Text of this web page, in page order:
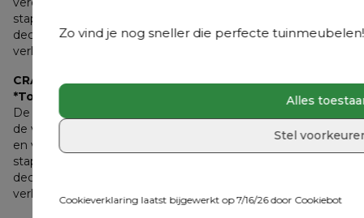
Zo vind je nog sneller die perfecte
Alles
Stel
Cookieverklaring laatst bijgewerkt op 7/16/26 door Cookiebot
stapelkorting. De actie is niet geldig op accessoires,
decoratie, beschermhoezen, onderhoudsproducten,
verlichting en sierkussens.
CRAZY DEALS
*Tot 75% korting op een selectie tuinmeubelen
De actie is geldig op een selectie tuinmeubelen en zolang
de voorraad strekt. Acties zijn onderling niet cumuleerbaar
en verenigbaar met andere acties behalve met de
stapelkorting. De actie is niet geldig op accessoires,
decoratie, beschermhoezen, onderhoudsproducten,
verlichting en sierkussens.